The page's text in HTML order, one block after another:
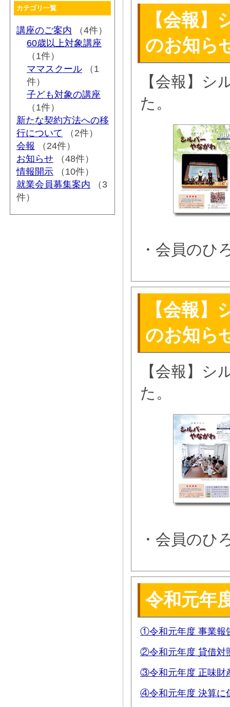
【会報
のお知ら
【会報】シ
た。
・会員の
【会報
のお知ら
【会報】シ
た。
・会員の
令和元年
①令和元年度 事業報
②令和元年度 貸借対
③令和元年度 正味財
④令和元年度 決算に
カテゴリ一覧
講座のご案内 （4件）
60歳以上対象講座
（1件）
ママスクール （1
件）
子ども対象の講座
（1件）
新たな契約方法への移
行について （2件）
会報 （24件）
お知らせ （48件）
情報開示 （10件）
就業会員募集案内 （3
件）